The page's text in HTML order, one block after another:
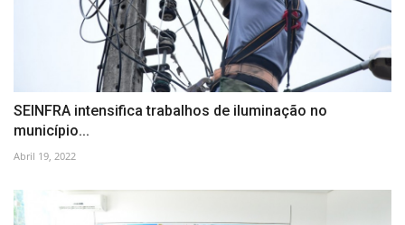
SEINFRA intensifica trabalhos de iluminação no
município...
Abril 19, 2022